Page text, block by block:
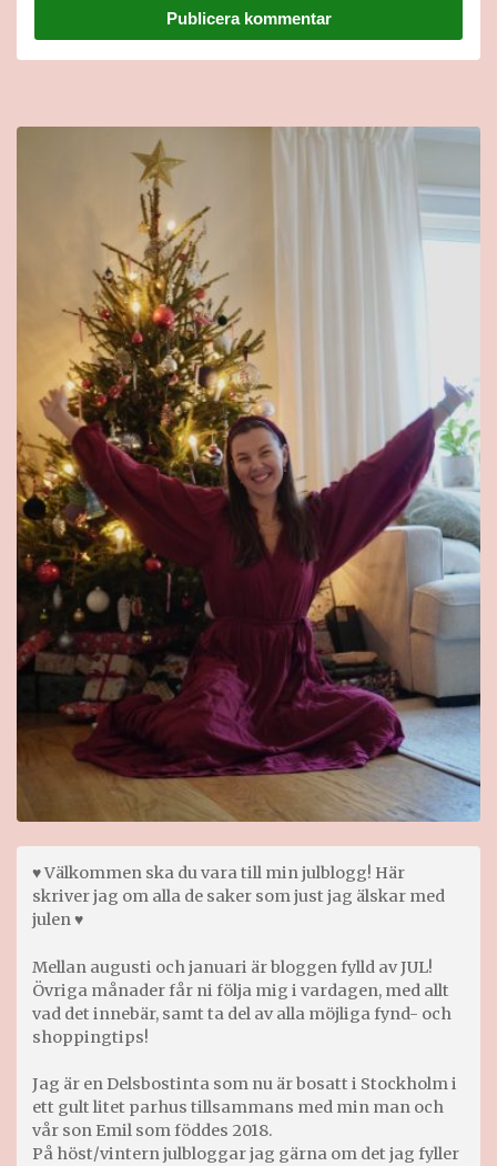
♥ Välkommen ska du vara till min julblogg! Här
skriver jag om alla de saker som just jag älskar med
julen ♥
Mellan augusti och januari är bloggen fylld av JUL!
Övriga månader får ni följa mig i vardagen, med allt
vad det innebär, samt ta del av alla möjliga fynd- och
shoppingtips!
Jag är en Delsbostinta som nu är bosatt i Stockholm i
ett gult litet parhus tillsammans med min man och
vår son Emil som föddes 2018.
På höst/vintern julbloggar jag gärna om det jag fyller